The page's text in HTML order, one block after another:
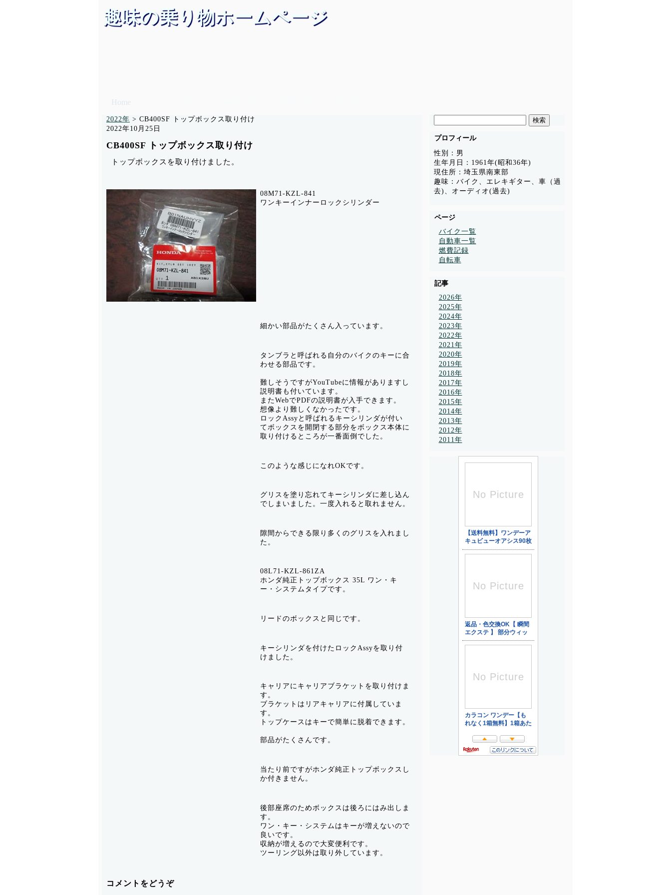
趣味の乗り物ホームページ
Home
2022年 > CB400SF トップボックス取り付け
2022年10月25日
CB400SF トップボックス取り付け
トップボックスを取り付けました。
08M71-KZL-841
ワンキーインナーロックシリンダー
細かい部品がたくさん入っています。
タンブラと呼ばれる自分のバイクのキーに合
わせる部品です。
難しそうですがYouTubeに情報がありますし
説明書も付いています。
またWebでPDFの説明書が入手できます。
想像より難しくなかったです。
ロックAssyと呼ばれるキーシリンダが付い
てボックスを開閉する部分をボックス本体に
取り付けるところが一番面倒でした。
このような感じになれOKです。
グリスを塗り忘れてキーシリンダに差し込ん
でしまいました。一度入れると取れません。
隙間からできる限り多くのグリスを入れまし
た。
08L71-KZL-861ZA
ホンダ純正トップボックス 35L ワン・キ
ー・システムタイプです。
リードのボックスと同じです。
キーシリンダを付けたロックAssyを取り付
けました。
キャリアにキャリアブラケットを取り付けま
す。
ブラケットはリアキャリアに付属していま
す。
トップケースはキーで簡単に脱着できます。
部品がたくさんです。
当たり前ですがホンダ純正トップボックスし
か付きません。
後部座席のためボックスは後ろにはみ出しま
す。
ワン・キー・システムはキーが増えないので
良いです。
収納が増えるので大変便利です。
ツーリング以外は取り外しています。
コメントをどうぞ
プロフィール
性別：男
生年月日：1961年(昭和36年)
現住所：埼玉県南東部
趣味：バイク、エレキギター、車（過
去)、オーディオ(過去)
ページ
バイク一覧
自動車一覧
燃費記録
自転車
記事
2026年
2025年
2024年
2023年
2022年
2021年
2020年
2019年
2018年
2017年
2016年
2015年
2014年
2013年
2012年
2011年